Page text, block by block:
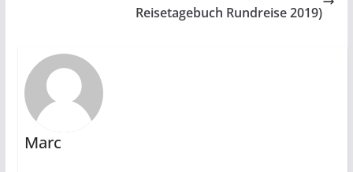
Reisetagebuch Rundreise 2019)
Marc